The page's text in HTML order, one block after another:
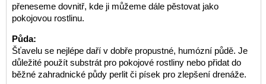
přeneseme dovnitř, kde ji můžeme dále pěstovat jako
pokojovou rostlinu.
Půda:
Šťavelu se nejlépe daří v dobře propustné, humózní půdě. Je
důležité použít substrát pro pokojové rostliny nebo přidat do
běžné zahradnické půdy perlit či písek pro zlepšení drenáže.